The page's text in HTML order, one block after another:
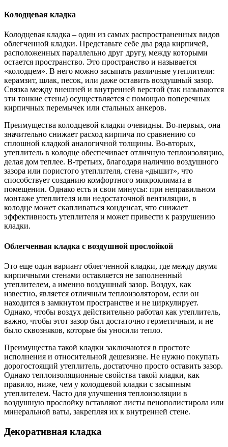
Колодцевая кладка
Колодцевая кладка – один из самых распространенных видов
облегченной кладки. Представьте себе два ряда кирпичей,
расположенных параллельно друг другу, между которыми
остается пространство. Это пространство и называется
«колодцем». В него можно засыпать различные утеплители:
керамзит, шлак, песок, или даже оставить воздушный зазор.
Связка между внешней и внутренней верстой (так называются
эти тонкие стены) осуществляется с помощью поперечных
кирпичных перемычек или стальных анкеров.
Преимущества колодцевой кладки очевидны. Во-первых, она
значительно снижает расход кирпича по сравнению со
сплошной кладкой аналогичной толщины. Во-вторых,
утеплитель в колодце обеспечивает отличную теплоизоляцию,
делая дом теплее. В-третьих, благодаря наличию воздушного
зазора или пористого утеплителя, стена «дышит», что
способствует созданию комфортного микроклимата в
помещении. Однако есть и свои минусы: при неправильном
монтаже утеплителя или недостаточной вентиляции, в
колодце может скапливаться конденсат, что снижает
эффективность утеплителя и может привести к разрушению
кладки.
Облегченная кладка с воздушной прослойкой
Это еще один вариант облегченной кладки, где между двумя
кирпичными стенами оставляется не заполненный
утеплителем, а именно воздушный зазор. Воздух, как
известно, является отличным теплоизолятором, если он
находится в замкнутом пространстве и не циркулирует.
Однако, чтобы воздух действительно работал как утеплитель,
важно, чтобы этот зазор был достаточно герметичным, и не
было сквозняков, которые бы уносили тепло.
Преимущества такой кладки заключаются в простоте
исполнения и относительной дешевизне. Не нужно покупать
дорогостоящий утеплитель, достаточно просто оставить зазор.
Однако теплоизоляционные свойства такой кладки, как
правило, ниже, чем у колодцевой кладки с засыпным
утеплителем. Часто для улучшения теплоизоляции в
воздушную прослойку вставляют листы пенополистирола или
минеральной ваты, закрепляя их к внутренней стене.
Декоративная кладка